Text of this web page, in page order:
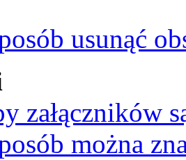
usunąć
załączników
można